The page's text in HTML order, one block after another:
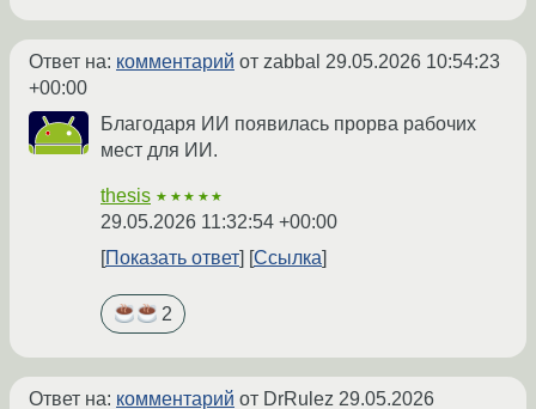
Ответ на: комментарий от zabbal 29.05.2026 10:54:23
+00:00
Благодаря ИИ появилась прорва рабочих
мест для ИИ.
thesis ★★★★★
29.05.2026 11:32:54 +00:00
Показать ответ
Ссылка
2
Ответ на: комментарий от DrRulez 29.05.2026